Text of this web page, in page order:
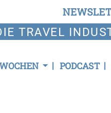
TRAVEL
PODCAST